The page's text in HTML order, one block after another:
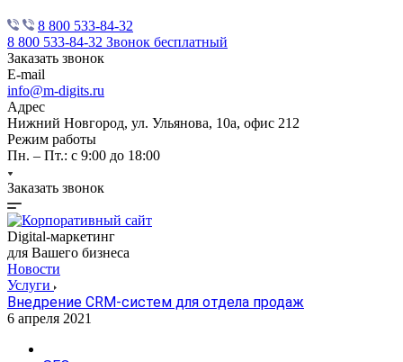
8 800 533-84-32
8 800 533-84-32 Звонок бесплатный
Заказать звонок
E-mail
info@m-digits.ru
Адрес
Нижний Новгород, ул. Ульянова, 10а, офис 212
Режим работы
Пн. – Пт.: с 9:00 до 18:00
Заказать звонок
Digital-маркетинг
для Вашего бизнеса
Новости
Услуги
Внедрение CRM-систем для отдела продаж
6 апреля 2021